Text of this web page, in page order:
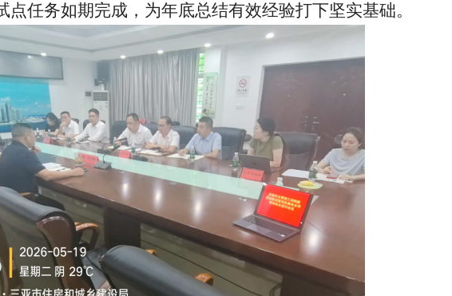
任务如期完成，为年底总结有效经验打下坚实基础。